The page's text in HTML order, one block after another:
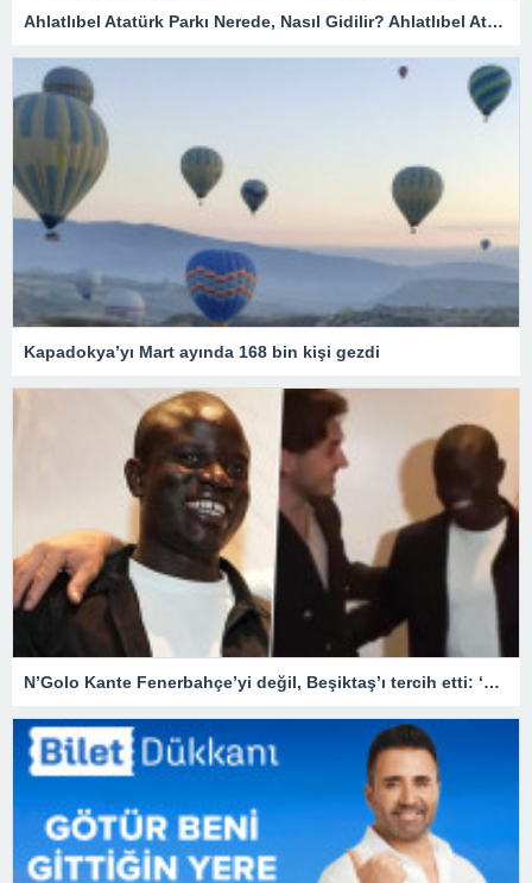
Ahlatlıbel Atatürk Parkı Nerede, Nasıl Gidilir? Ahlatlıbel Atatürk Parkı Tarihi Ve Özellikleri…
Kapadokya’yı Mart ayında 168 bin kişi gezdi
N’Golo Kante Fenerbahçe’yi değil, Beşiktaş’ı tercih etti: ‘Hayır hayır…’